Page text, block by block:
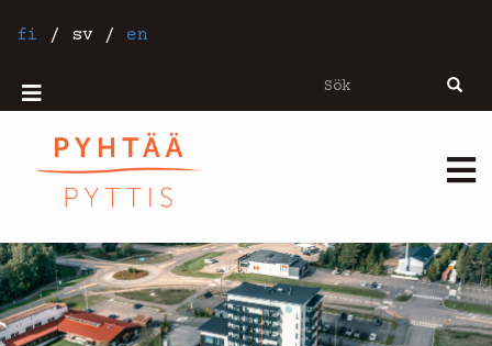
tillfi / sv / en
Sök Sök
Mobiilivalikko